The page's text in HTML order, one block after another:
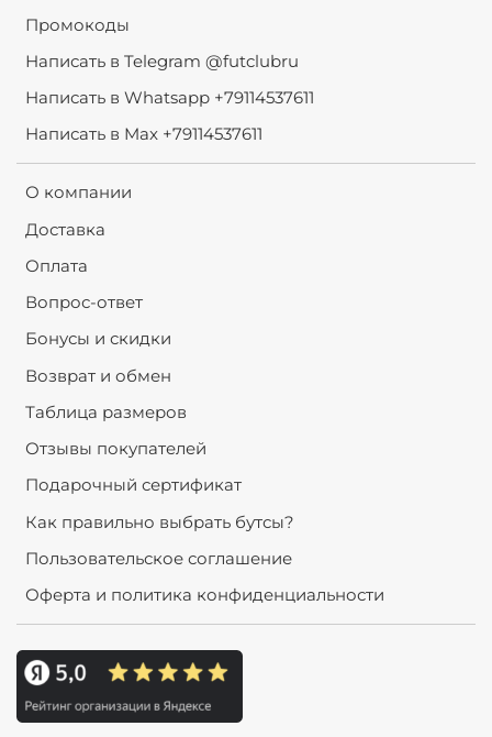
Промокоды
Написать в Telegram @futclubru
Написать в Whatsapp +79114537611
Написать в Max +79114537611
О компании
Доставка
Оплата
Вопрос-ответ
Бонусы и скидки
Возврат и обмен
Таблица размеров
Отзывы покупателей
Подарочный сертификат
Как правильно выбрать бутсы?
Пользовательское соглашение
Оферта и политика конфиденциальности